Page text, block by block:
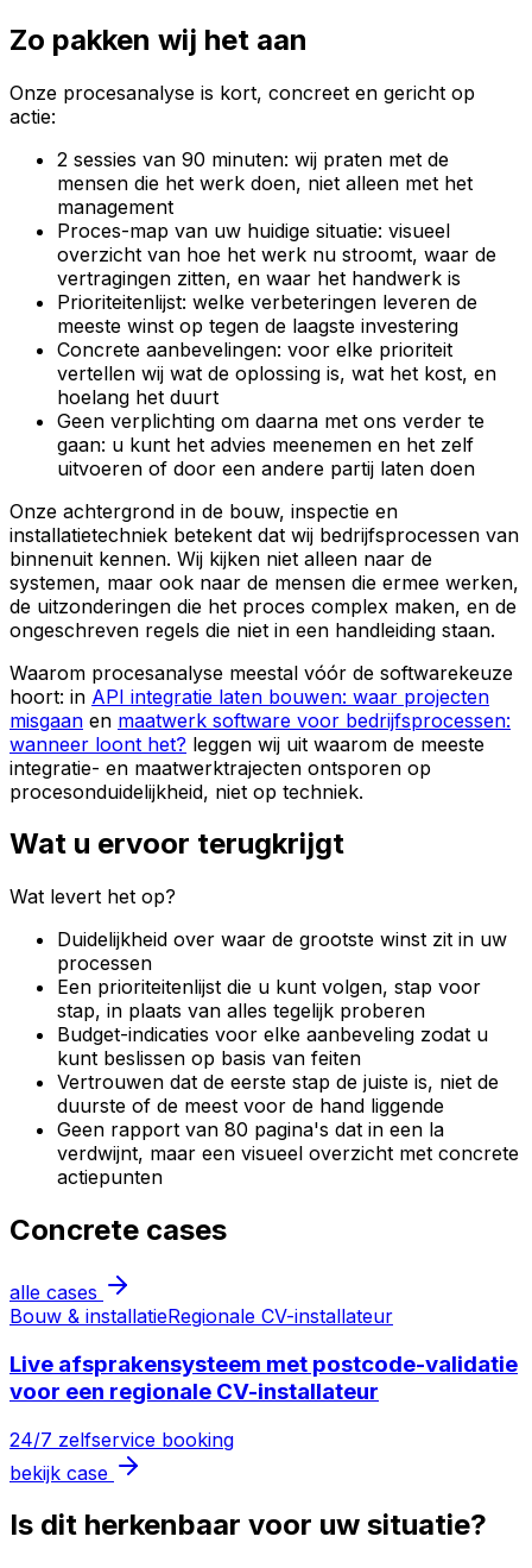
Zo pakken wij het aan
Onze procesanalyse is kort, concreet en gericht op
actie:
2 sessies van 90 minuten: wij praten met de
mensen die het werk doen, niet alleen met het
management
Proces-map van uw huidige situatie: visueel
overzicht van hoe het werk nu stroomt, waar de
vertragingen zitten, en waar het handwerk is
Prioriteitenlijst: welke verbeteringen leveren de
meeste winst op tegen de laagste investering
Concrete aanbevelingen: voor elke prioriteit
vertellen wij wat de oplossing is, wat het kost, en
hoelang het duurt
Geen verplichting om daarna met ons verder te
gaan: u kunt het advies meenemen en het zelf
uitvoeren of door een andere partij laten doen
Onze achtergrond in de bouw, inspectie en
installatietechniek betekent dat wij bedrijfsprocessen van
binnenuit kennen. Wij kijken niet alleen naar de
systemen, maar ook naar de mensen die ermee werken,
de uitzonderingen die het proces complex maken, en de
ongeschreven regels die niet in een handleiding staan.
Waarom procesanalyse meestal vóór de softwarekeuze
hoort: in API integratie laten bouwen: waar projecten
misgaan en maatwerk software voor bedrijfsprocessen:
wanneer loont het? leggen wij uit waarom de meeste
integratie- en maatwerktrajecten ontsporen op
procesonduidelijkheid, niet op techniek.
Wat u ervoor terugkrijgt
Wat levert het op?
Duidelijkheid over waar de grootste winst zit in uw
processen
Een prioriteitenlijst die u kunt volgen, stap voor
stap, in plaats van alles tegelijk proberen
Budget-indicaties voor elke aanbeveling zodat u
kunt beslissen op basis van feiten
Vertrouwen dat de eerste stap de juiste is, niet de
duurste of de meest voor de hand liggende
Geen rapport van 80 pagina's dat in een la
verdwijnt, maar een visueel overzicht met concrete
actiepunten
Concrete cases
alle cases
Bouw & installatieRegionale CV-installateur
Live afsprakensysteem met postcode-validatie
voor een regionale CV-installateur
24/7 zelfservice booking
bekijk case
Is dit herkenbaar voor uw situatie?